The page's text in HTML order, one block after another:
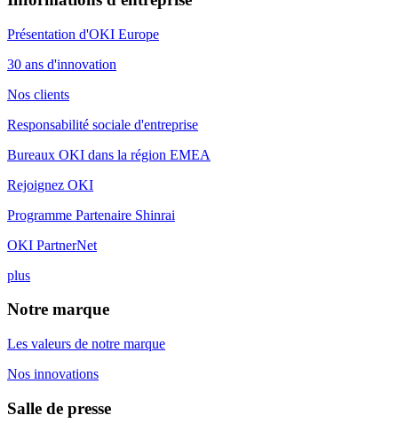
Présentation d'OKI Europe
30 ans d'innovation
Nos clients
Responsabilité sociale d'entreprise
Bureaux OKI dans la région EMEA
Rejoignez OKI
Programme Partenaire Shinrai
OKI PartnerNet
plus
Notre marque
Les valeurs de notre marque
Nos innovations
Salle de presse